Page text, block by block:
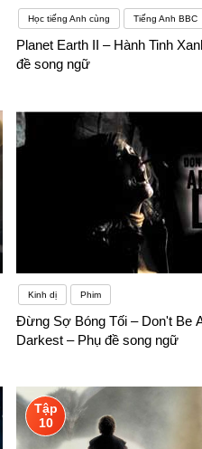
Học tiếng Anh cùng Tiếng Anh BBC
Planet Earth II – Hành Tinh
đề song ngữ
Kinh dị Phim
Đừng Sợ Bóng Tối – Don't Be
Darkest – Phụ đề song ngữ
Tập
10